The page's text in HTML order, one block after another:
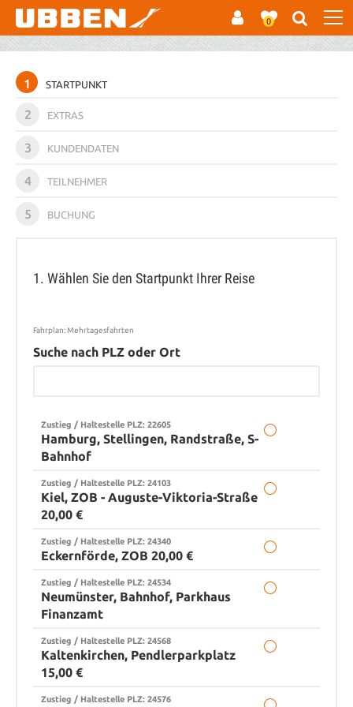
0
1 STARTPUNKT
2 EXTRAS
3 KUNDENDATEN
4 TEILNEHMER
5 BUCHUNG
1. Wählen Sie den Startpunkt Ihrer Reise
Fahrplan: Mehrtagesfahrten
Suche nach PLZ oder Ort
Zustieg / Haltestelle PLZ: 22605
Hamburg, Stellingen, Randstraße, S-
Bahnhof
Zustieg / Haltestelle PLZ: 24103
Kiel, ZOB - Auguste-Viktoria-Straße
20,00 €
Zustieg / Haltestelle PLZ: 24340
Eckernförde, ZOB 20,00 €
Zustieg / Haltestelle PLZ: 24534
Neumünster, Bahnhof, Parkhaus
Finanzamt
Zustieg / Haltestelle PLZ: 24568
Kaltenkirchen, Pendlerparkplatz
15,00 €
Zustieg / Haltestelle PLZ: 24576